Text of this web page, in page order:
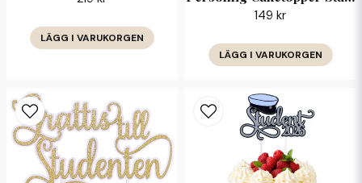
LÄGG I VARUKORGEN
149 kr
LÄGG I VARUKORGEN